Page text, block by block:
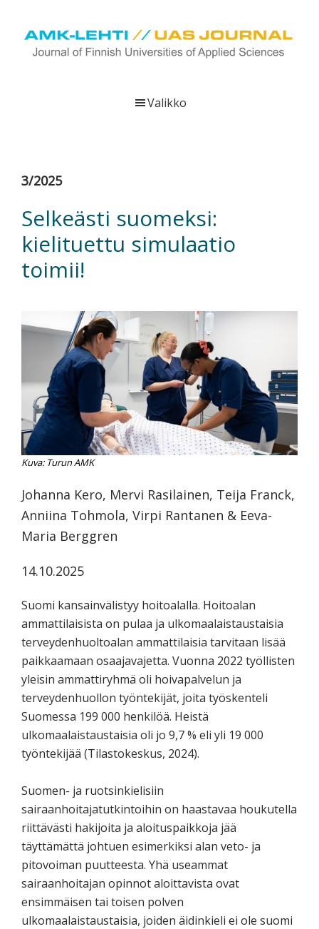
Hyppää
pääsisältöön
Hyppää
ensisijaiseen
Hyppää
alatunnisteeseen
viestittää
tutkimus-,
kehittämis-
innovaatiotoiminnasta
ammattikorkeakoulutusta
koskevasta
tutkimuksesta
kaikille
kiinnostuneille.
Valikko
3/2025
Selkeästi suomeksi:
kielituettu simulaatio
toimii!
Kuva: Turun AMK
Johanna Kero, Mervi Rasilainen, Teija Franck,
Anniina Tohmola, Virpi Rantanen & Eeva-
Maria Berggren
14.10.2025
Suomi kansainvälistyy hoitoalalla. Hoitoalan
ammattilaisista on pulaa ja ulkomaalaistaustaisia
terveydenhuoltoalan ammattilaisia tarvitaan lisää
paikkaamaan osaajavajetta. Vuonna 2022 työllisten
yleisin ammattiryhmä oli hoivapalvelun ja
terveydenhuollon työntekijät, joita työskenteli
Suomessa 199 000 henkilöä. Heistä
ulkomaalaistaustaisia oli jo 9,7 % eli yli 19 000
työntekijää (Tilastokeskus, 2024).
Suomen- ja ruotsinkielisiin
sairaanhoitajatutkintoihin on haastavaa houkutella
riittävästi hakijoita ja aloituspaikkoja jää
täyttämättä johtuen esimerkiksi alan veto- ja
pitovoiman puutteesta. Yhä useammat
sairaanhoitajan opinnot aloittavista ovat
ensimmäisen tai toisen polven
ulkomaalaistaustaisia, joiden äidinkieli ei ole suomi